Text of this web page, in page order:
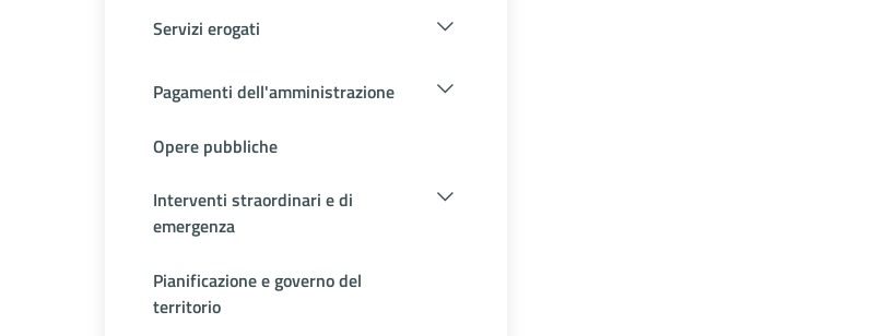
Servizi erogati
Pagamenti dell'amministrazione
Opere pubbliche
Interventi straordinari e di
emergenza
Pianificazione e governo del
territorio